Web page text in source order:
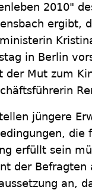
2010"
ergibt,
in Berlin
der Mut zum
jüngere
die
erfüllt sein
der Befragten
an,